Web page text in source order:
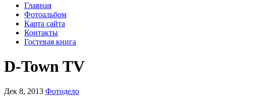
Главная
Фотоальбом
Карта сайта
Контакты
Гостевая книга
D-Town TV
Дек 8, 2013 Фотодело